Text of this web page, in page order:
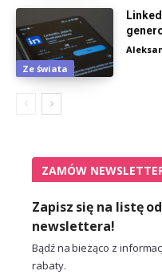
Ze świata
ZAMÓW
Zapisz się na listę
newslettera!
Bądź na bieżąco z
rabaty.